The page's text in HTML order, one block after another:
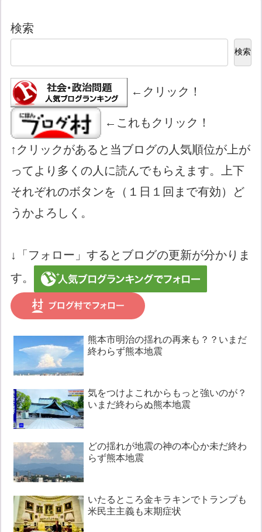
検索
検索
←クリック！
←これもクリック！
↑クリックがあると当ブログの人気順位が上が
ってより多くの人に読んでもらえます。上下
それぞれのボタンを（１日１回まで有効）ど
うかよろしく。
↓「フォロー」するとブログの更新が分かりま
す。
熊本市明治の揺れの再来も？？いまだ
終わらず熊本地震
気をつけよこれからもっと強いのが？
いまだ終わらぬ熊本地震
どの揺れが地震の神の本心か未だ終わ
らず熊本地震
いたるところ金キラキンでトランプも
米民主主義も末期症状